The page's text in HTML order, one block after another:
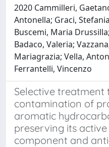
2020 Cammilleri,
Antonella; Graci,
Buscemi, Maria
Badaco, Valeria;
Mariagrazia; Vella,
Ferrantelli, Vincenzo
Selective treatment
contamination of
aromatic
preserving its
component and